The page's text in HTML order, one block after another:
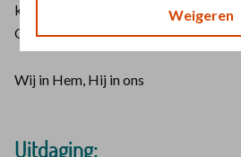
kinderen eens te bespreken of zij
Of Hij mee gaat in hun harten.
Wij in Hem, Hij in ons
Uitdaging:
Weigeren